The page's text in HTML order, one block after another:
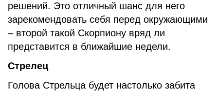
решений. Это отличный шанс для него
зарекомендовать себя перед окружающими
– второй такой Скорпиону вряд ли
представится в ближайшие недели.
Стрелец
Голова Стрельца будет настолько забита